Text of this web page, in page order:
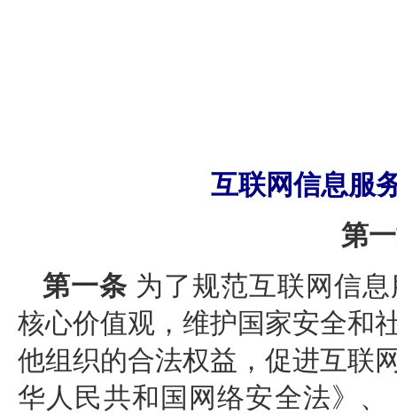
互联网信息服
第
第一条 为了规范互联网信
核心价值观，维护国家安全和
他组织的合法权益，促进互联
华人民共和国网络安全法》